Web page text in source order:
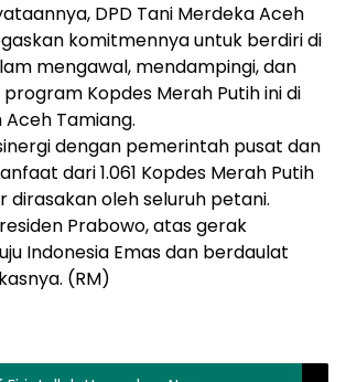
DPD Tani Merdeka Aceh
komitmennya untuk berdiri di
mengawal, mendampingi, dan
Kopdes Merah Putih ini di
Tamiang.
dengan pemerintah pusat dan
dari 1.061 Kopdes Merah Putih
oleh seluruh petani.
Prabowo, atas gerak
Indonesia Emas dan berdaulat
(RM)